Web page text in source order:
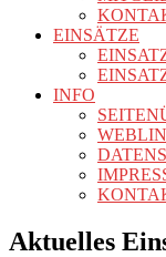
EINSÄTZE
INFO
Aktuelles